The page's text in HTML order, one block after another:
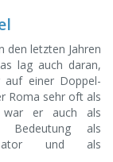
den letzten Jahren
lag auch daran,
einer Doppel-
Roma sehr oft als
war er auch als
als
und als